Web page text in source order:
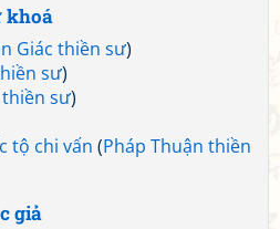
khoá
Giác thiền sư)
sư)
thiền sư)
tộ chi vấn (Pháp Thuận thiền
giả